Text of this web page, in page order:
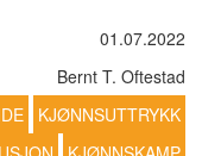
01.07.2022
Bernt T. Oftestad
KJØNNSUTTRYKK